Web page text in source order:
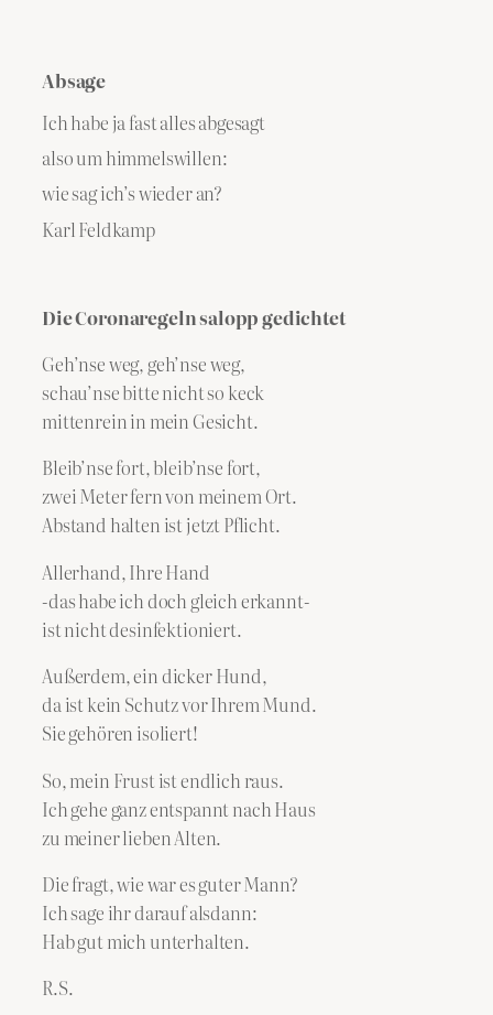
Absage
Ich habe ja fast alles abgesagt
also um himmelswillen:
wie sag ich’s wieder an?
Karl Feldkamp
Die Coronaregeln salopp gedichtet
Geh’nse weg, geh’nse weg,
schau’nse bitte nicht so keck
mittenrein in mein Gesicht.
Bleib’nse fort, bleib’nse fort,
zwei Meter fern von meinem Ort.
Abstand halten ist jetzt Pflicht.
Allerhand, Ihre Hand
-das habe ich doch gleich erkannt-
ist nicht desinfektioniert.
Außerdem, ein dicker Hund,
da ist kein Schutz vor Ihrem Mund.
Sie gehören isoliert!
So, mein Frust ist endlich raus.
Ich gehe ganz entspannt nach Haus
zu meiner lieben Alten.
Die fragt, wie war es guter Mann?
Ich sage ihr darauf alsdann:
Hab gut mich unterhalten.
R.S.